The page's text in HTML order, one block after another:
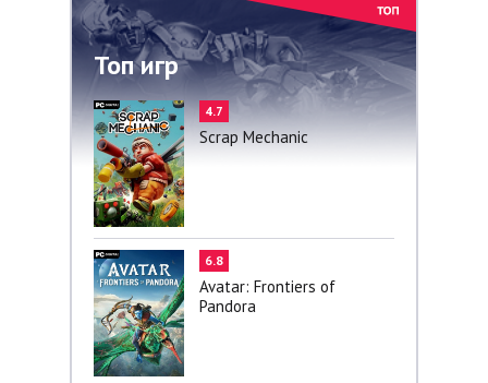
Топ игр
4.7
Scrap Mechanic
6.8
Avatar: Frontiers of
Pandora